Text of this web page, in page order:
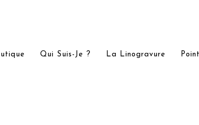
Qui Suis-Je ? La Linogravure